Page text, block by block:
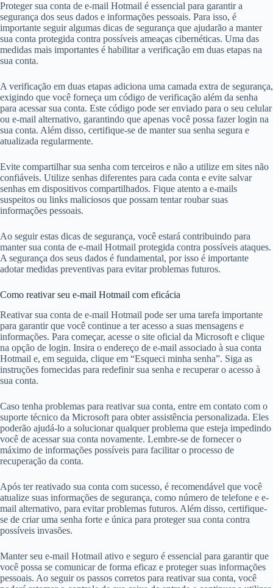
Proteger sua conta de e-mail Hotmail é essencial para garantir a
segurança dos seus dados e informações pessoais. Para isso, é
importante seguir algumas dicas de segurança que ajudarão a manter
sua conta protegida contra possíveis ameaças cibernéticas. Uma das
medidas mais importantes é habilitar a verificação em duas etapas na
sua conta.
A verificação em duas etapas adiciona uma camada extra de segurança,
exigindo que você forneça um código de verificação além da senha
para acessar sua conta. Este código pode ser enviado para o seu celular
ou e-mail alternativo, garantindo que apenas você possa fazer login na
sua conta. Além disso, certifique-se de manter sua senha segura e
atualizada regularmente.
Evite compartilhar sua senha com terceiros e não a utilize em sites não
confiáveis. Utilize senhas diferentes para cada conta e evite salvar
senhas em dispositivos compartilhados. Fique atento a e-mails
suspeitos ou links maliciosos que possam tentar roubar suas
informações pessoais.
Ao seguir estas dicas de segurança, você estará contribuindo para
manter sua conta de e-mail Hotmail protegida contra possíveis ataques.
A segurança dos seus dados é fundamental, por isso é importante
adotar medidas preventivas para evitar problemas futuros.
Como reativar seu e-mail Hotmail com eficácia
Reativar sua conta de e-mail Hotmail pode ser uma tarefa importante
para garantir que você continue a ter acesso a suas mensagens e
informações. Para começar, acesse o site oficial da Microsoft e clique
na opção de login. Insira o endereço de e-mail associado à sua conta
Hotmail e, em seguida, clique em “Esqueci minha senha”. Siga as
instruções fornecidas para redefinir sua senha e recuperar o acesso à
sua conta.
Caso tenha problemas para reativar sua conta, entre em contato com o
suporte técnico da Microsoft para obter assistência personalizada. Eles
poderão ajudá-lo a solucionar qualquer problema que esteja impedindo
você de acessar sua conta novamente. Lembre-se de fornecer o
máximo de informações possíveis para facilitar o processo de
recuperação da conta.
Após ter reativado sua conta com sucesso, é recomendável que você
atualize suas informações de segurança, como número de telefone e e-
mail alternativo, para evitar problemas futuros. Além disso, certifique-
se de criar uma senha forte e única para proteger sua conta contra
possíveis invasões.
Manter seu e-mail Hotmail ativo e seguro é essencial para garantir que
você possa se comunicar de forma eficaz e proteger suas informações
pessoais. Ao seguir os passos corretos para reativar sua conta, você